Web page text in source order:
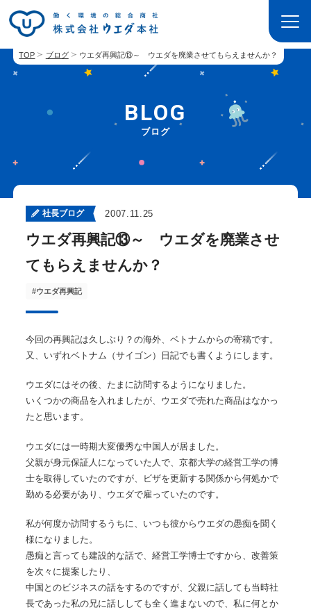
TOP ブログ ウエダ再興記⑬～ ウエダを廃業させてもらえませんか？
BLOG
ブログ
社長ブログ 2007.11.25
ウエダ再興記⑬～ ウエダを廃業させ
てもらえませんか？
ウエダ再興記
今回の再興記は久しぶり？の海外、ベトナムからの寄稿です。
又、いずれベトナム（サイゴン）日記でも書くようにします。
ウエダにはその後、たまに訪問するようになりました。
いくつかの商品を入れましたが、ウエダで売れた商品はなかっ
たと思います。
ウエダには一時期大変優秀な中国人が居ました。
父親が身元保証人になっていた人で、京都大学の経営工学の博
士を取得していたのですが、ビザを更新する関係から何処かで
勤める必要があり、ウエダで雇っていたのです。
私が何度か訪問するうちに、いつも彼からウエダの愚痴を聞く
様になりました。
愚痴と言っても建設的な話で、経営工学博士ですから、改善策
を次々に提案したり、
中国とのビジネスの話をするのですが、父親に話しても当時社
長であった私の兄に話ししても全く進まないので、私に何とか